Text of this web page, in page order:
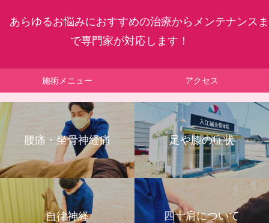
あらゆるお悩みにおすすめの治療からメンテナンスま
で専門家が対応します！
施術メニュー アクセス
腰痛・坐骨神経痛 足や膝の症状
自律神経 四十肩について